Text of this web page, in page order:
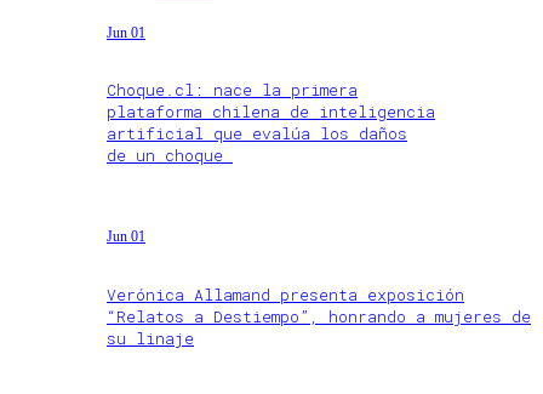
Jun 01
Choque.cl: nace la primera
plataforma chilena de inteligencia
artificial que evalúa los daños
de un choque
Jun 01
Verónica Allamand presenta exposición
“Relatos a Destiempo”, honrando a mujeres de
su linaje